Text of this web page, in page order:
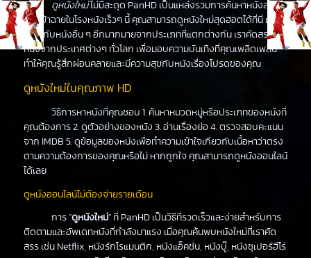
ดูหนังใหม่ไม่มีสะดุด PanHD เป็นแหล่งรวมการค้นหาหนังล่าสุด
ที่จะเข้าฉายในโรงหนังเร็วๆ นี้ คุณสามารถดูหนังใหม่สุดฮอตได้ที่นี่ เช่น
เดียวกับหนังอื่น ๆ อีกมากมายจากประเภทที่แตกต่างกัน เราคัดสรร
หนังจากประเทศต่างๆ ทั่วโลก เพื่อมอบความบันเทิงที่คุณเพลิดเพลิน
ทำให้คุณรู้สึกผ่อนคลายและมีความสุขกับหนังเรื่องโปรดของคุณ
ดูหนังใหม่ในคุณภาพ HD
วิธีการหาหนังที่คุณชอบ 1. ค้นหาหมวดหมู่หรือประเภทของหนังที่
คุณต้องการ 2. ดูตัวอย่างของหนัง 3. อ่านเรื่องย่อ 4. ตรวจสอบคะแนน
จาก IMDB 5. ดูข้อมูลของหนังเพื่อทำความเข้าใจเกี่ยวกับเนื้อหาว่าตรง
ตามความต้องการของคุณหรือไม่ หากถูกใจ คุณสามารถดูหนังออนไลน์
ได้เลย
ดูหนังออนไลน์ไม่ต้องจ่ายรายเดือน
การ "ดูหนังใหม่" ที่ PanHD เป็นวิธีที่รวดเร็วและง่ายสำหรับการ
ติดตามและอัพเดทหนังที่กำลังมาแรง เมื่อคุณค้นพบหนังใหม่ที่เราคัด
สรร เช่น Netflix, หนังรักโรแมนติก, หนังแอ็คชั่น, หนังบู๊, หนังซุเปอร์ฮีโร่